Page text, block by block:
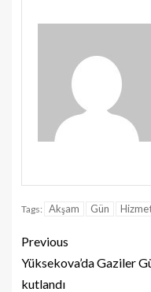
Tags: Akşam Gün
Previous
Yüksekova’da Gaziler
kutlandı